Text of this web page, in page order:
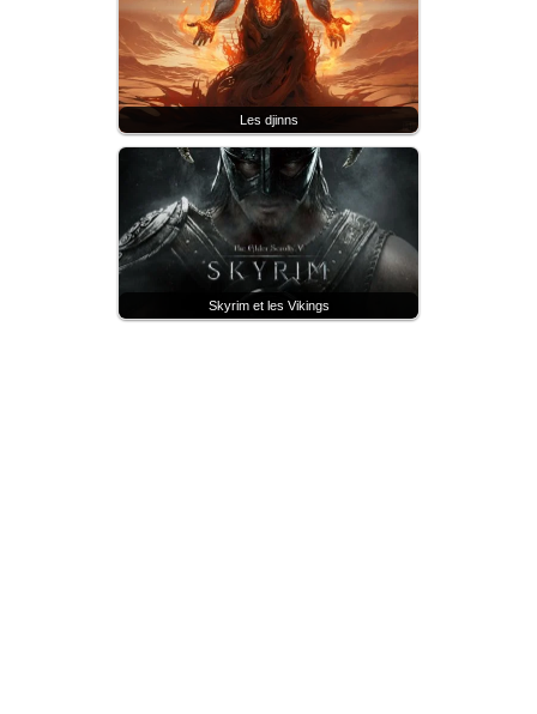
Les djinns
Skyrim et les Vikings